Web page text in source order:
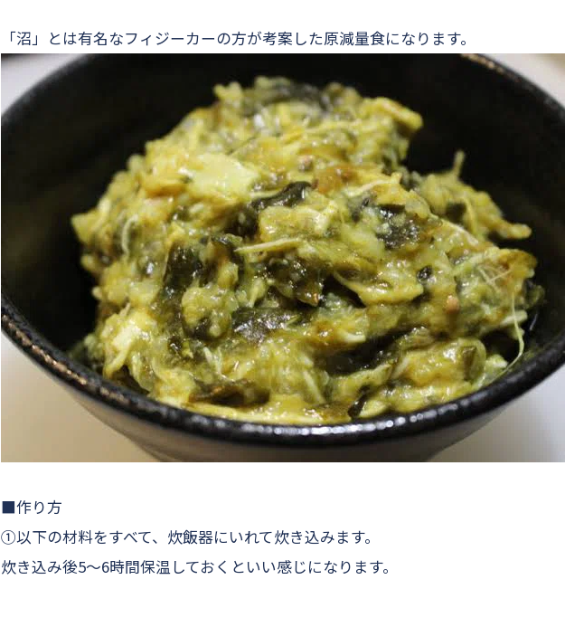
「沼」とは有名なフィジーカーの方が考案した原減量食になります。
■作り方
①以下の材料をすべて、炊飯器にいれて炊き込みます。
炊き込み後5～6時間保温しておくといい感じになります。